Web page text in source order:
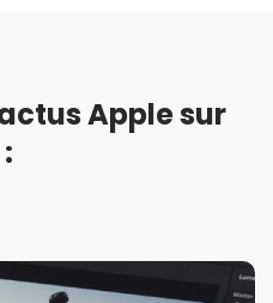
Apple sur